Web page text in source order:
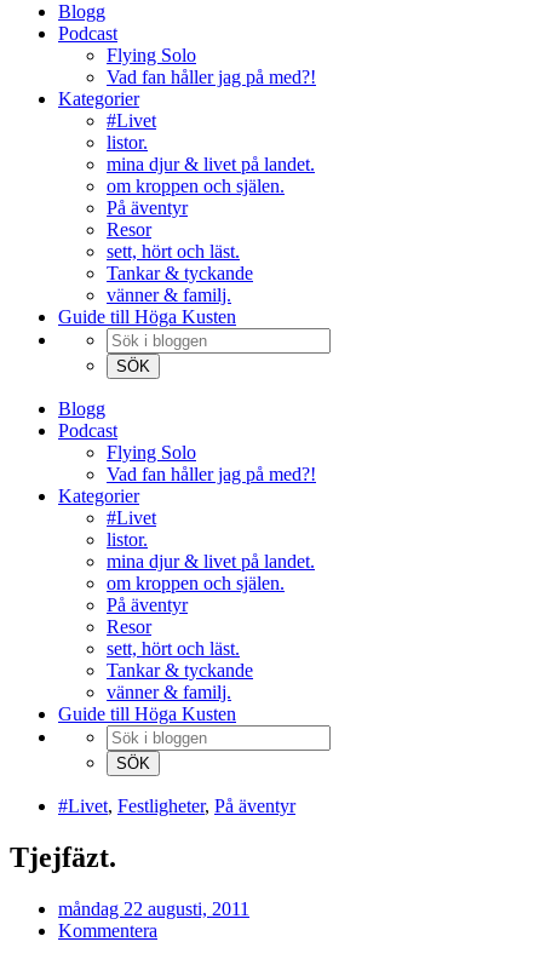
Blogg
Podcast
Flying Solo
Vad fan håller jag på med?!
Kategorier
#Livet
listor.
mina djur & livet på landet.
om kroppen och själen.
På äventyr
Resor
sett, hört och läst.
Tankar & tyckande
vänner & familj.
Guide till Höga Kusten
Blogg
Podcast
Flying Solo
Vad fan håller jag på med?!
Kategorier
#Livet
listor.
mina djur & livet på landet.
om kroppen och själen.
På äventyr
Resor
sett, hört och läst.
Tankar & tyckande
vänner & familj.
Guide till Höga Kusten
#Livet, Festligheter, På äventyr
Tjejfäzt.
måndag 22 augusti, 2011
Kommentera